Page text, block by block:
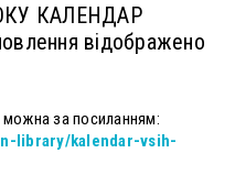
КАЛЕНДАР
відображено
за посиланням:
library/kalendar-vsih-